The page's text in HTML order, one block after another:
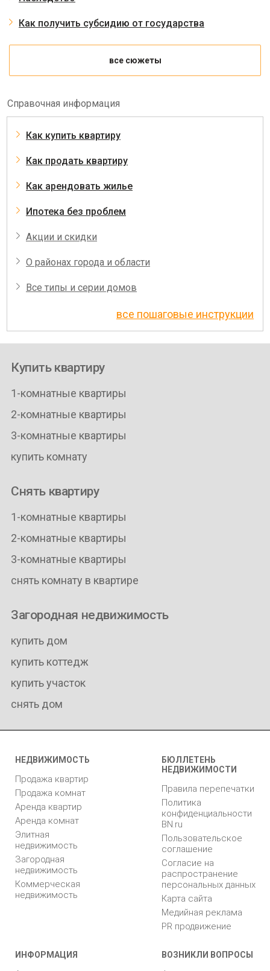
Как получить субсидию от государства
все сюжеты
Справочная информация
Как купить квартиру
Как продать квартиру
Как арендовать жилье
Ипотека без проблем
Акции и скидки
О районах города и области
Все типы и серии домов
все пошаговые инструкции
Купить квартиру
1-комнатные квартиры
2-комнатные квартиры
3-комнатные квартиры
купить комнату
Снять квартиру
1-комнатные квартиры
2-комнатные квартиры
3-комнатные квартиры
снять комнату в квартире
Загородная недвижимость
купить дом
купить коттедж
купить участок
снять дом
НЕДВИЖИМОСТЬ
Продажа квартир
Продажа комнат
Аренда квартир
Аренда комнат
Элитная
недвижимость
Загородная
недвижимость
Коммерческая
недвижимость
БЮЛЛЕТЕНЬ
НЕДВИЖИМОСТИ
Правила перепечатки
Политика
конфиденциальности
BN.ru
Пользовательское
соглашение
Согласие на
распространение
персональных данных
Карта сайта
Медийная реклама
PR продвижение
ИНФОРМАЦИЯ ВОЗНИКЛИ ВОПРОСЫ